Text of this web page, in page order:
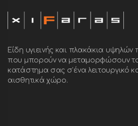
Είδη υγιεινής και πλακάκια
που μπορούν να μεταμορφώσουν το
κατάστημα σας σ’ένα λειτουργικό
αισθητικά χώρο.